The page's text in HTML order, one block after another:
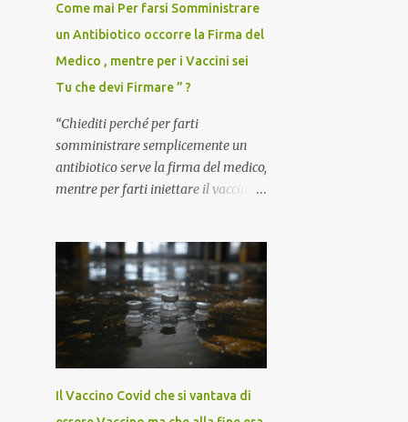
Come mai Per farsi Somministrare
un Antibiotico occorre la Firma del
Medico , mentre per i Vaccini sei
Tu che devi Firmare ” ?
“Chiediti perché per farti
somministrare semplicemente un
antibiotico serve la firma del medico,
mentre per farti iniettare il vaccino
liberatoria di responsabilità. ” È una
domanda tanto semplice quanto
devastante quella posta dal dottor
Andrea Stramezzi, medico, che ha
curato migliaia di pazienti durante la
pandemia. Un interrogativo che
dovrebbe scuotere chiunque abbia
Il Vaccino Covid che si vantava di